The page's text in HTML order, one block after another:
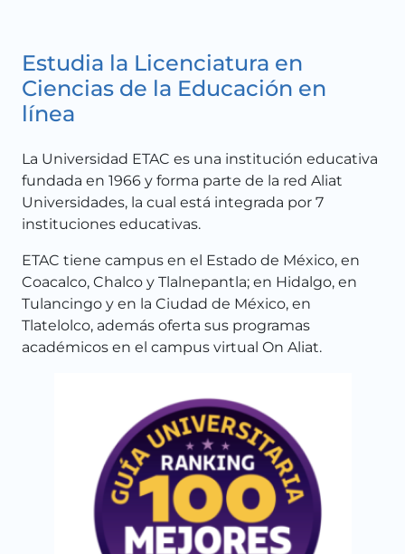
Estudia la Licenciatura en
Ciencias de la Educación en
línea
La Universidad ETAC es una institución educativa
fundada en 1966 y forma parte de la red Aliat
Universidades, la cual está integrada por 7
instituciones educativas.
ETAC tiene campus en el Estado de México, en
Coacalco, Chalco y Tlalnepantla; en Hidalgo, en
Tulancingo y en la Ciudad de México, en
Tlatelolco, además oferta sus programas
académicos en el campus virtual On Aliat.